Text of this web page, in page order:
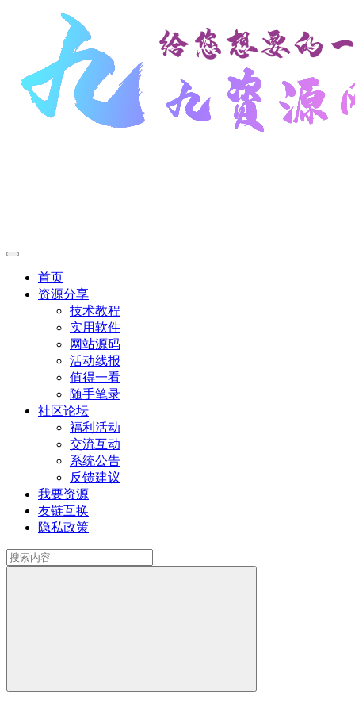
首页
资源分享
技术教程
实用软件
网站源码
活动线报
值得一看
随手笔录
社区论坛
福利活动
交流互动
系统公告
反馈建议
我要资源
友链互换
隐私政策